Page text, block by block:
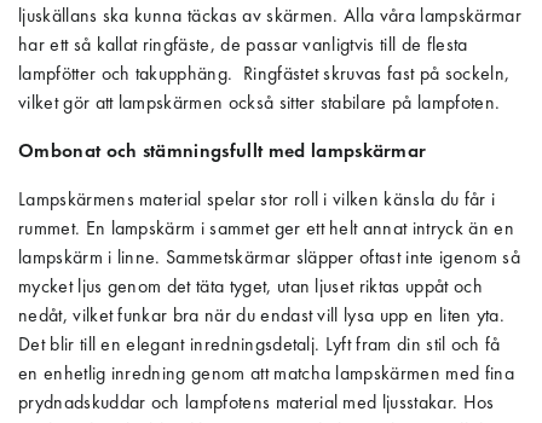
ljuskällans ska kunna täckas av skärmen. Alla våra lampskärmar
har ett så kallat ringfäste, de passar vanligtvis till de flesta
lampfötter och takupphäng. Ringfästet skruvas fast på sockeln,
vilket gör att lampskärmen också sitter stabilare på lampfoten.
Ombonat och stämningsfullt med lampskärmar
Lampskärmens material spelar stor roll i vilken känsla du får i
rummet. En lampskärm i sammet ger ett helt annat intryck än en
lampskärm i linne. Sammetskärmar släpper oftast inte igenom så
mycket ljus genom det täta tyget, utan ljuset riktas uppåt och
nedåt, vilket funkar bra när du endast vill lysa upp en liten yta.
Det blir till en elegant inredningsdetalj. Lyft fram din stil och få
en enhetlig inredning genom att matcha lampskärmen med fina
prydnadskuddar och lampfotens material med ljusstakar. Hos